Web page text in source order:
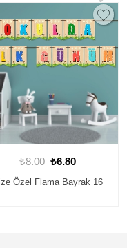
₺8.00
Size Özel Flama